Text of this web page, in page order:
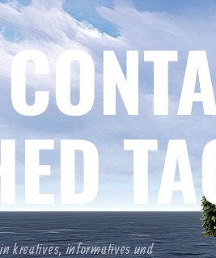
kreatives, informatives und